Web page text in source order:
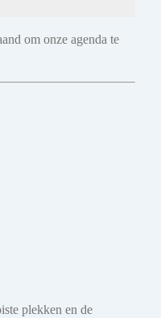
om onze agenda te
plekken en de